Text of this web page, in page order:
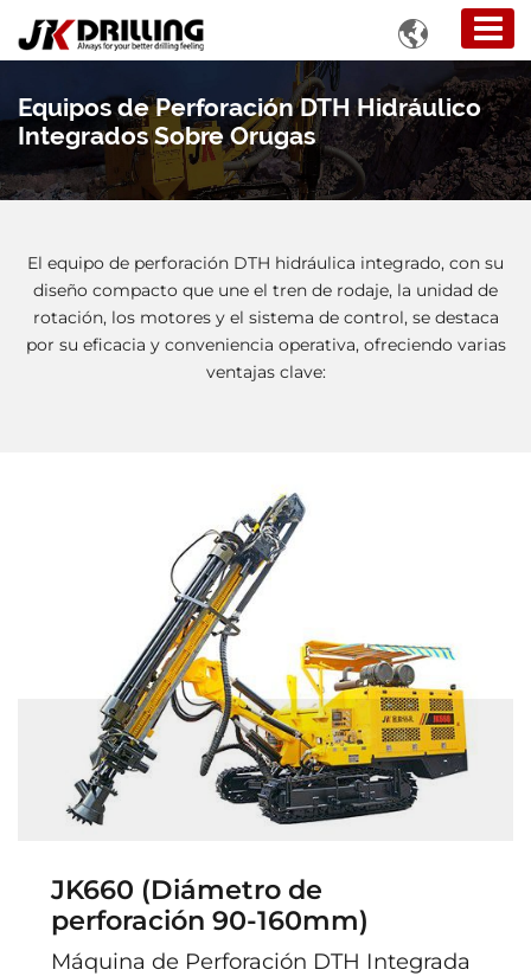

Equipos de Perforación DTH Hidráulico
Integrados Sobre Orugas
El equipo de perforación DTH hidráulica integrado, con su
diseño compacto que une el tren de rodaje, la unidad de
rotación, los motores y el sistema de control, se destaca
por su eficacia y conveniencia operativa, ofreciendo varias
ventajas clave:
JK660 (Diámetro de
perforación 90-160mm)
Máquina de Perforación DTH Integrada